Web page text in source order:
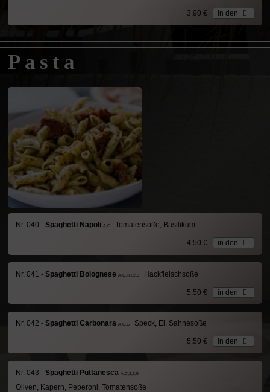
3.90 € in den
Pasta
Nr. 040 - Spaghetti Napoli A,C Tomatensoße, Basilikum
4.50 € in den
Nr. 041 - Spaghetti Bolognese A,C,H,I,2,3 Hackfleischsoße
5.50 € in den
Nr. 042 - Spaghetti Carbonara A,C,G Speck, Ei, Sahnesoße
5.50 € in den
Nr. 043 - Spaghetti Puttanesca A,C,2,3,5
Oliven, Kapern, Peperoni, Tomatensoße